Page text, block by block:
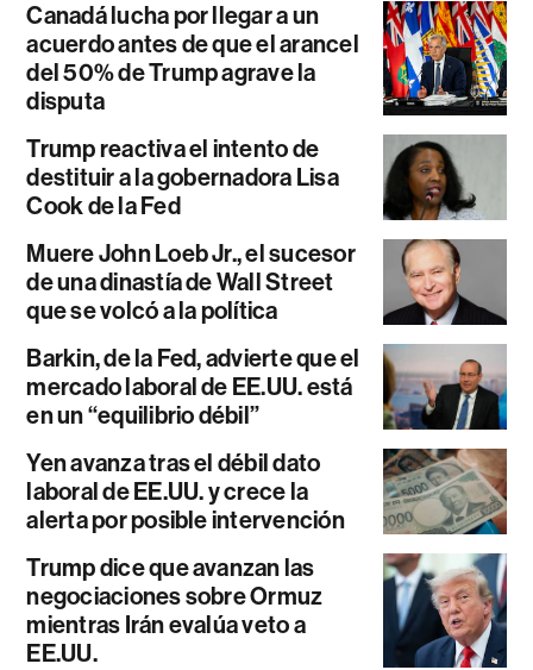
Canadá lucha por llegar a un
acuerdo antes de que el arancel
del 50% de Trump agrave la
disputa
Trump reactiva el intento de
destituir a la gobernadora Lisa
Cook de la Fed
Muere John Loeb Jr., el sucesor
de una dinastía de Wall Street
que se volcó a la política
Barkin, de la Fed, advierte que el
mercado laboral de EE.UU. está
en un “equilibrio débil”
Yen avanza tras el débil dato
laboral de EE.UU. y crece la
alerta por posible intervención
Trump dice que avanzan las
negociaciones sobre Ormuz
mientras Irán evalúa veto a
EE.UU.